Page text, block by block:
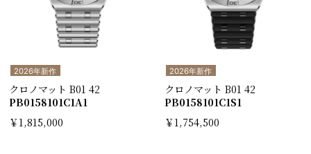
2026年新作
クロノマット B01 42
PB0158101C1A1
￥1,815,000
2026年新作
クロノマット B01 42
PB0158101C1S1
￥1,754,500